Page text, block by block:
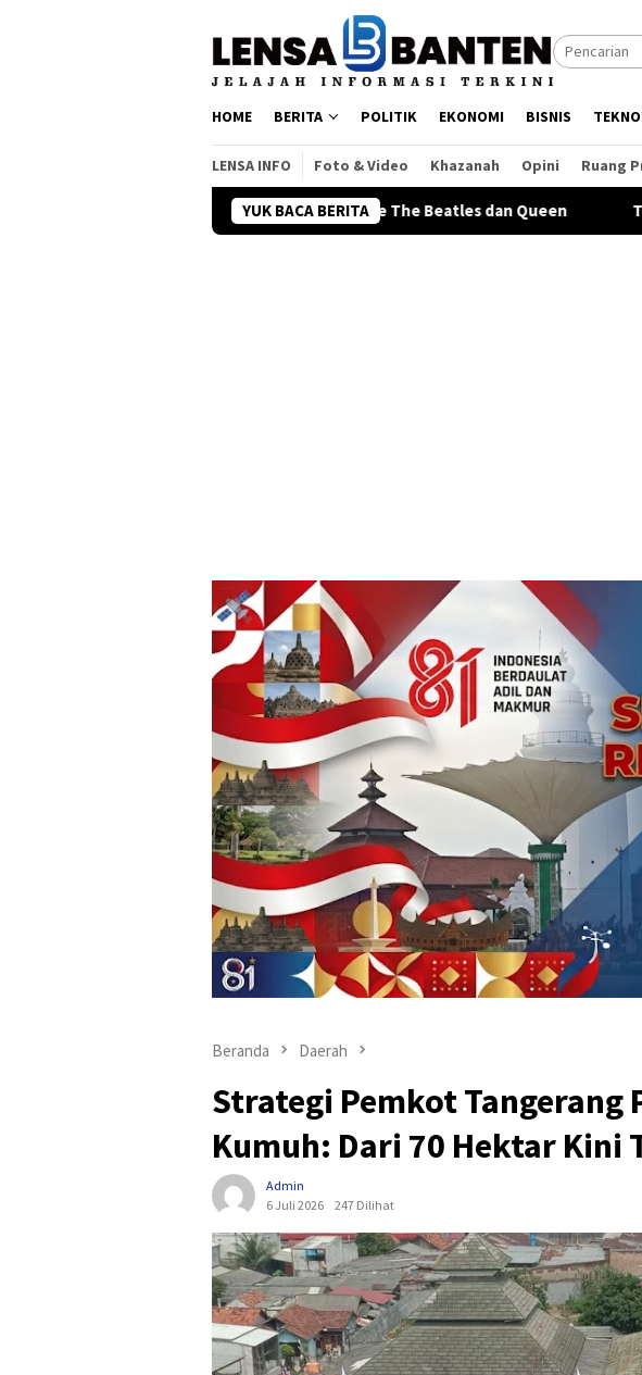
HOME BERITA POLITIK EKONOMI BISNIS
LENSA INFO Foto & Video Khazanah Opini Ruang
YUK BACA BERITA
Hadirkan Konser Tribute The Beatles dan Queen Terlibat Judi dan
Beranda Daerah
Strategi Pemkot Tangerang
Kumuh: Dari 70 Hektar Kini
Admin
6 Juli 2026
247 Dilihat